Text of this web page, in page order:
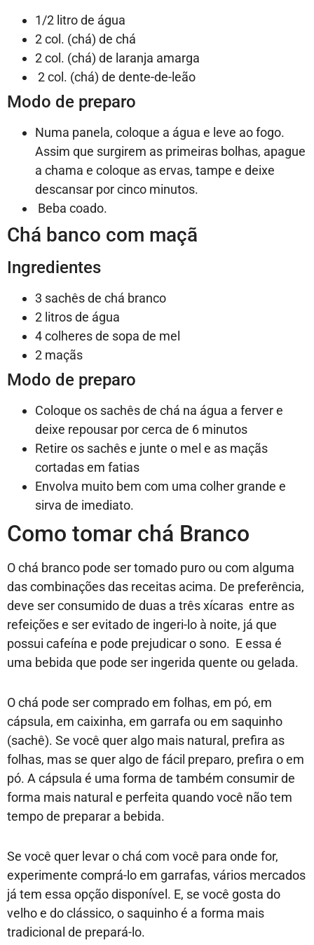
1/2 litro de água
2 col. (chá) de chá
2 col. (chá) de laranja amarga
2 col. (chá) de dente-de-leão
Modo de preparo
Numa panela, coloque a água e leve ao fogo.
Assim que surgirem as primeiras bolhas, apague
a chama e coloque as ervas, tampe e deixe
descansar por cinco minutos.
Beba coado.
Chá banco com maçã
Ingredientes
3 sachês de chá branco
2 litros de água
4 colheres de sopa de mel
2 maçãs
Modo de preparo
Coloque os sachês de chá na água a ferver e
deixe repousar por cerca de 6 minutos
Retire os sachês e junte o mel e as maçãs
cortadas em fatias
Envolva muito bem com uma colher grande e
sirva de imediato.
Como tomar chá Branco
O chá branco pode ser tomado puro ou com alguma
das combinações das receitas acima. De preferência,
deve ser consumido de duas a três xícaras entre as
refeições e ser evitado de ingeri-lo à noite, já que
possui cafeína e pode prejudicar o sono. E essa é
uma bebida que pode ser ingerida quente ou gelada.
O chá pode ser comprado em folhas, em pó, em
cápsula, em caixinha, em garrafa ou em saquinho
(sachê). Se você quer algo mais natural, prefira as
folhas, mas se quer algo de fácil preparo, prefira o em
pó. A cápsula é uma forma de também consumir de
forma mais natural e perfeita quando você não tem
tempo de preparar a bebida.
Se você quer levar o chá com você para onde for,
experimente comprá-lo em garrafas, vários mercados
já tem essa opção disponível. E, se você gosta do
velho e do clássico, o saquinho é a forma mais
tradicional de prepará-lo.